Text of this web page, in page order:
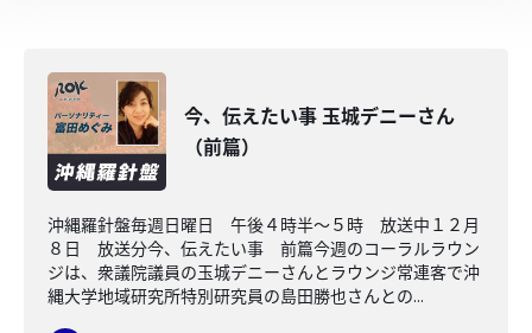
今、伝えたい事 玉城デニーさん
（前篇）
沖縄羅針盤毎週日曜日 午後４時半～５時 放送中１２月
８日 放送分今、伝えたい事 前篇今週のコーラルラウン
ジは、衆議院議員の玉城デニーさんとラウンジ常連客で沖
縄大学地域研究所特別研究員の島田勝也さんとの...